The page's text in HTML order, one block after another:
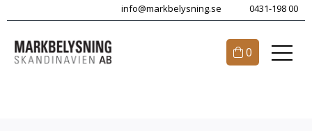
info@markbelysning.se 0431-198 00
0